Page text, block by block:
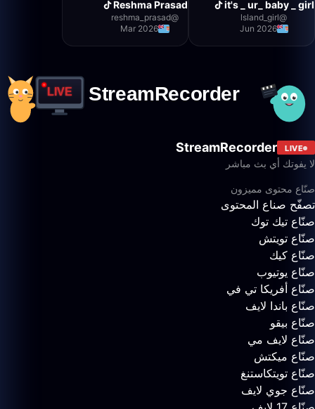
it's _ ur_ baby _ girl
@
lsland_girl
Jun 2026
Reshma Prasad
@
reshma_prasad
Mar 2026
LIVE
StreamRecorder
لا يفوتك أي بث مباشر
صنّاع محتوى مميزون
تصفّح صناع المحتوى
صنّاع تيك توك
صنّاع تويتش
صنّاع كيك
صنّاع يوتيوب
صنّاع أفريكا تي في
صنّاع باندا لايف
صنّاع بيقو
صنّاع لايف مي
صنّاع ميكتش
صنّاع تويتكاستنغ
صنّاع جوي لايف